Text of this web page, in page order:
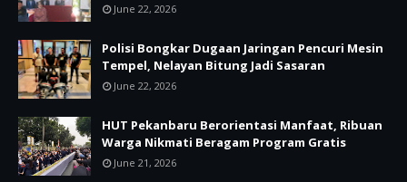
June 22, 2026
Polisi Bongkar Dugaan Jaringan Pencuri Mesin
Tempel, Nelayan Bitung Jadi Sasaran
June 22, 2026
HUT Pekanbaru Berorientasi Manfaat, Ribuan
Warga Nikmati Beragam Program Gratis
June 21, 2026